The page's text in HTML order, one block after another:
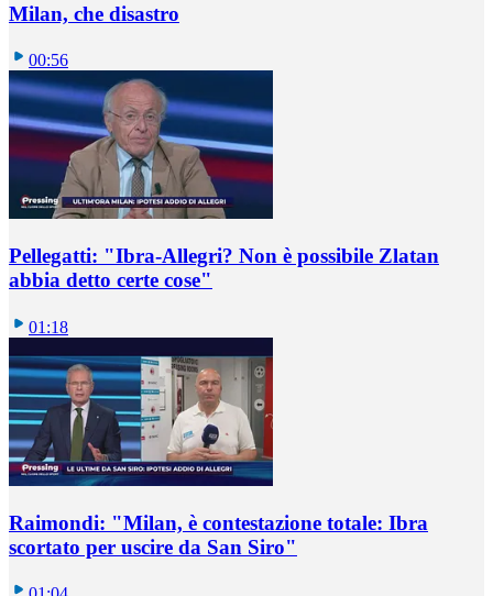
Milan, che disastro
00:56
Pellegatti: "Ibra-Allegri? Non è possibile Zlatan
abbia detto certe cose"
01:18
Raimondi: "Milan, è contestazione totale: Ibra
scortato per uscire da San Siro"